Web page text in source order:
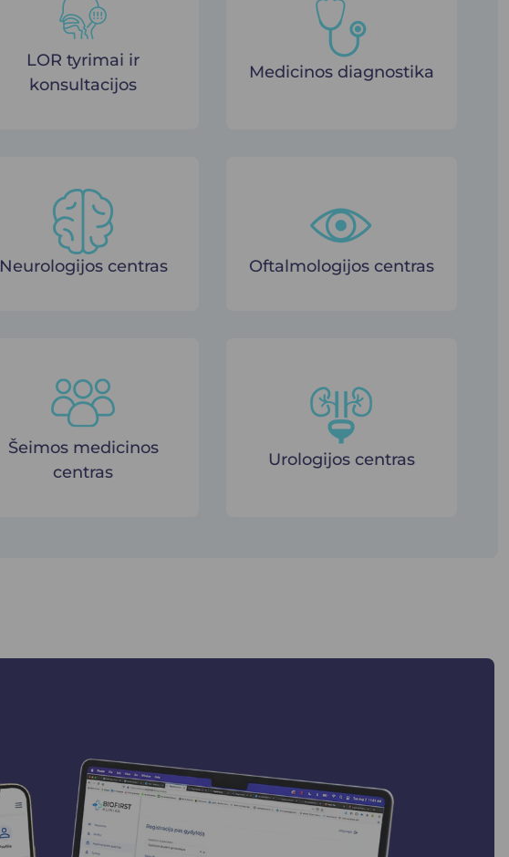
LOR tyrimai ir
konsultacijos
Medicinos diagnostika
Neurologijos centras Oftalmologijos centras
Šeimos medicinos
centras
Urologijos centras